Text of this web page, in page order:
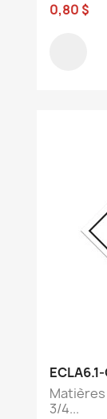
0,80 $
Matières
3/4...